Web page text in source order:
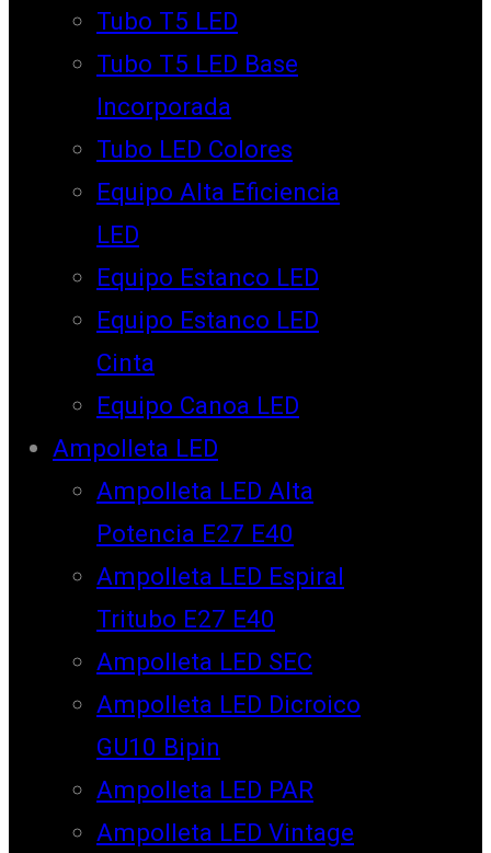
Tubo T5 LED
Tubo T5 LED Base
Incorporada
Tubo LED Colores
Equipo Alta Eficiencia
LED
Equipo Estanco LED
Equipo Estanco LED
Cinta
Equipo Canoa LED
Ampolleta LED
Ampolleta LED Alta
Potencia E27 E40
Ampolleta LED Espiral
Tritubo E27 E40
Ampolleta LED SEC
Ampolleta LED Dicroico
GU10 Bipin
Ampolleta LED PAR
Ampolleta LED Vintage